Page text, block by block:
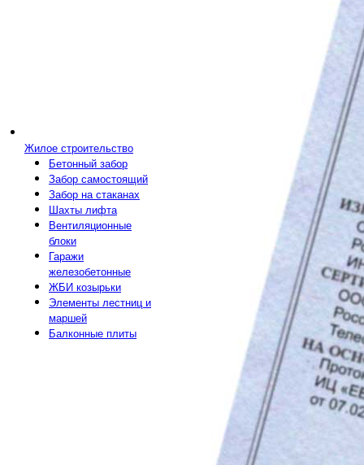
Жилое строительство
Бетонный забор
Забор самостоящий
Забор на стаканах
Шахты лифта
Вентиляционные
блоки
Гаражи
железобетонные
ЖБИ козырьки
Элементы лестниц и
маршей
Балконные плиты